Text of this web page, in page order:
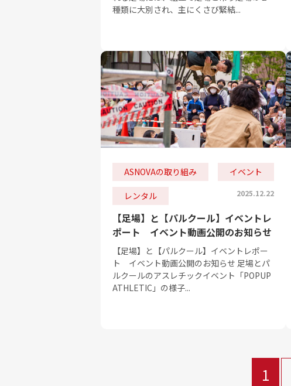
種類に大別され、主にくさび緊結...
ASNOVAの取り組み イベント
レンタル 2025.12.22
【足場】と【パルクール】イベントレ
ポート イベント動画公開のお知らせ
【足場】と【パルクール】イベントレポー
ト イベント動画公開のお知らせ 足場とパ
ルクールのアスレチックイベント「POPUP
ATHLETIC」の様子...
1